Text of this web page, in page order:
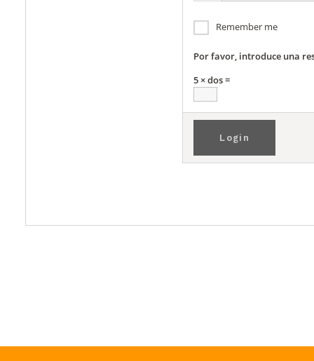
Remember me
Por favor, introduce una
5 × dos =